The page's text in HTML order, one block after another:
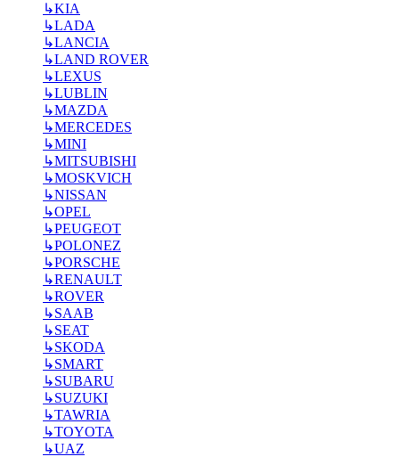
↳KIA
↳LADA
↳LANCIA
↳LAND ROVER
↳LEXUS
↳LUBLIN
↳MAZDA
↳MERCEDES
↳MINI
↳MITSUBISHI
↳MOSKVICH
↳NISSAN
↳OPEL
↳PEUGEOT
↳POLONEZ
↳PORSCHE
↳RENAULT
↳ROVER
↳SAAB
↳SEAT
↳SKODA
↳SMART
↳SUBARU
↳SUZUKI
↳TAWRIA
↳TOYOTA
↳UAZ